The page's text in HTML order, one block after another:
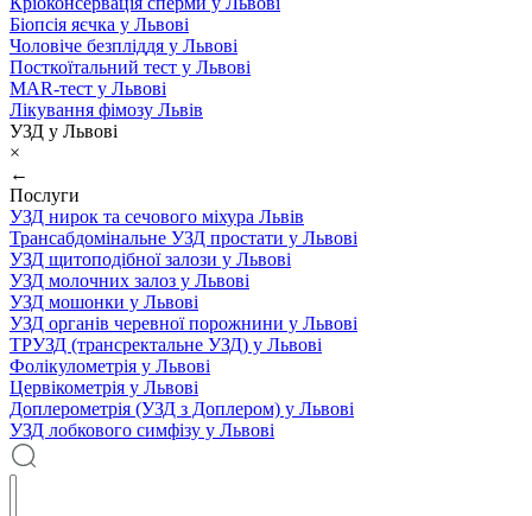
Біопсія яєчка у Львові
Чоловіче безпліддя у Львові
Посткоїтальний тест у Львові
MAR-тест у Львові
Лікування фімозу Львів
УЗД у Львові
×
←
Послуги
УЗД нирок та сечового міхура Львів
Трансабдомінальне УЗД простати у Львові
УЗД щитоподібної залози у Львові
УЗД молочних залоз у Львові
УЗД мошонки у Львові
УЗД органів черевної порожнини у Львові
ТРУЗД (трансректальне УЗД) у Львові
Фолікулометрія у Львові
Цервікометрія у Львові
Доплерометрія (УЗД з Доплером) у Львові
УЗД лобкового симфізу у Львові